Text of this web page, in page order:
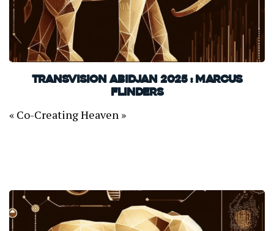
TransVision Abidjan 2025 : Marcus
Flinders
« Co-Creating Heaven »